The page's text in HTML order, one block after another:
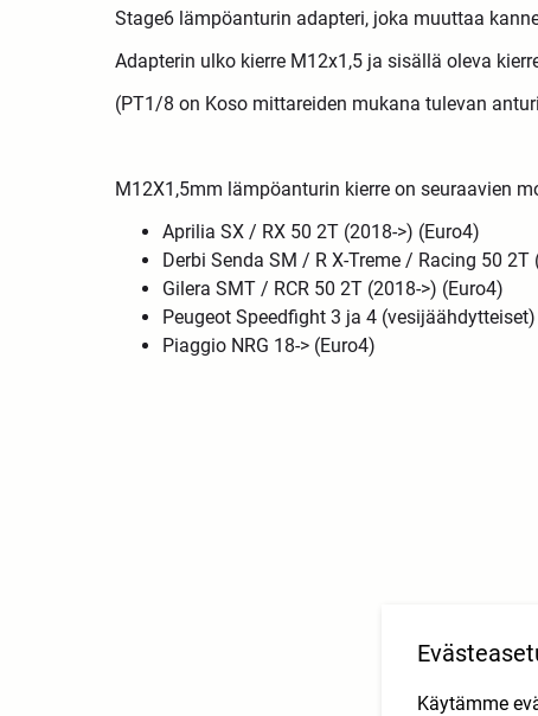
Stage6 lämpöanturin adapteri, joka muuttaa
Adapterin ulko kierre M12x1,5 ja sisällä oleva
(PT1/8 on Koso mittareiden mukana tulevan
M12X1,5mm lämpöanturin kierre on seuraavien
Aprilia SX / RX 50 2T (2018->) (Euro4)
Derbi Senda SM / R X-Treme / Racing 50 2T
Gilera SMT / RCR 50 2T (2018->) (Euro4)
Peugeot Speedfight 3 ja 4 (vesijäähdytteiset)
Piaggio NRG 18-> (Euro4)
Käytämme